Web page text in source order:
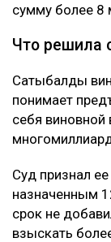
сумму более 8
Что решила
Сатыбалды
понимает
себя виновной
Суд признал
назначенным
срок не
взыскать